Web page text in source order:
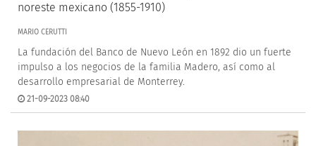
noreste mexicano (1855-1910)
MARIO CERUTTI
La fundación del Banco de Nuevo León en 1892 dio un fuerte
impulso a los negocios de la familia Madero, así como al
desarrollo empresarial de Monterrey.
21-09-2023 08:40